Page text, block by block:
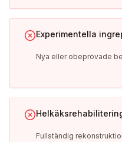
Experimentella
Nya eller obeprövade
Fullständig